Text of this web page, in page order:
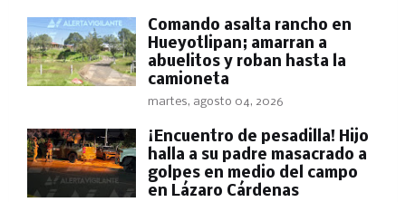
Comando asalta rancho en
Hueyotlipan; amarran a
abuelitos y roban hasta la
camioneta
martes, agosto 04, 2026
​¡Encuentro de pesadilla! Hijo
halla a su padre masacrado a
golpes en medio del campo
en Lázaro Cárdenas